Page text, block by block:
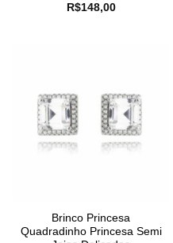
R$148,00
Brinco Princesa
Quadradinho Princesa Semi